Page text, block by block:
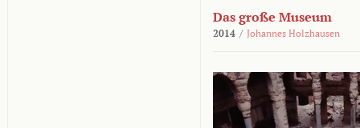
Das große Museum
2014 / Johannes Holzhausen